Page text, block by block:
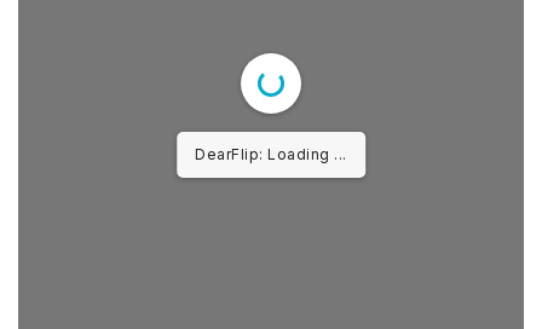
DearFlip: Loading PDF ...